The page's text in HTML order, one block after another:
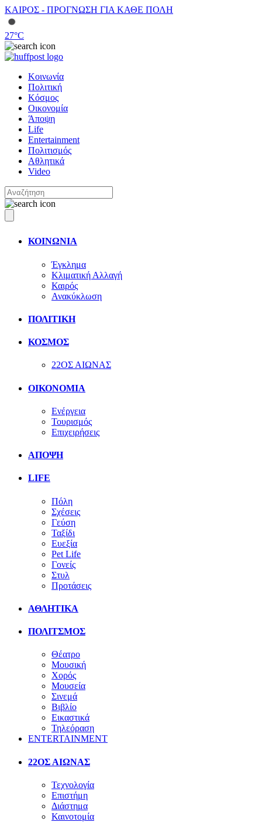
ΚΑΙΡΟΣ - ΠΡΟΓΝΩΣΗ ΓΙΑ ΚΑΘΕ ΠΟΛΗ
27°C
Κοινωνία
Πολιτική
Κόσμος
Οικονομία
Άποψη
Life
Entertainment
Πολιτισμός
Αθλητικά
Video
ΚΟΙΝΩΝΙΑ
Έγκλημα
Κλιματική Αλλαγή
Καιρός
Ανακύκλωση
ΠΟΛΙΤΙΚΗ
ΚΟΣΜΟΣ
22ΟΣ ΑΙΩΝΑΣ
ΟΙΚΟΝΟΜΙΑ
Ενέργεια
Τουρισμός
Επιχειρήσεις
ΑΠΟΨΗ
LIFE
Πόλη
Σχέσεις
Γεύση
Ταξίδι
Ευεξία
Pet Life
Γονείς
Στυλ
Προτάσεις
ΑΘΛΗΤΙΚΑ
ΠΟΛΙΤΣΜΟΣ
Θέατρο
Μουσική
Χορός
Μουσεία
Σινεμά
Βιβλίο
Εικαστικά
Τηλεόραση
ENTERTAINMENT
22ΟΣ ΑΙΩΝΑΣ
Τεχνολογία
Επιστήμη
Διάστημα
Καινοτομία